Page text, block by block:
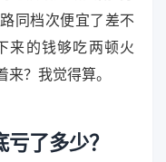
同档次便宜了差不
来的钱够吃两顿火
？我觉得算。
了多少？